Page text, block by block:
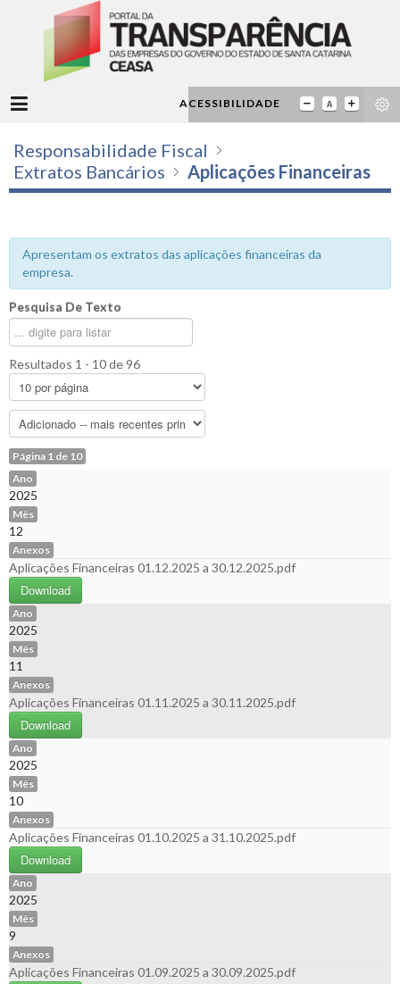
ACESSIBILIDADE
Responsabilidade Fiscal
Extratos Bancários
Aplicações Financeiras
Apresentam os extratos das aplicações financeiras da
empresa.
Pesquisa De Texto
Resultados 1 - 10 de 96
Página 1 de 10
Ano
2025
Mês
12
Anexos
Aplicações Financeiras 01.12.2025 a 30.12.2025.pdf
Download
Ano
2025
Mês
11
Anexos
Aplicações Financeiras 01.11.2025 a 30.11.2025.pdf
Download
Ano
2025
Mês
10
Anexos
Aplicações Financeiras 01.10.2025 a 31.10.2025.pdf
Download
Ano
2025
Mês
9
Anexos
Aplicações Financeiras 01.09.2025 a 30.09.2025.pdf